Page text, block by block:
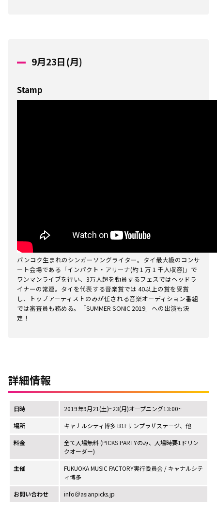
9月23日(月)
Stamp
バンコク生まれのシンガーソングライター。タイ最大級のコンサ
ート会場である「インパクト・アリーナ(約 1 万 1 千人収容)」で
ワンマンライブを行い、3万人超を動員するフェスではヘッドラ
イナーの常連。タイを代表する音楽賞では 40以上の賞を受賞
し、トップアーティストのみが任される音楽オーディション番組
では審査員も務める。「SUMMER SONIC 2019」への出演も決
定！
詳細情報
日時 2019年9月21(土)~23(月)オープニング13:00~
場所 キャナルシティ博多 B1Fサンプラザステージ、他
料金
全て入場無料 (PICKS PARTYのみ、入場時要1ドリン
クオーダー)
主催
FUKUOKA MUSIC FACTORY実行委員会 / キャナルシテ
ィ博多
お問い合わせ info＠asianpicks.jp